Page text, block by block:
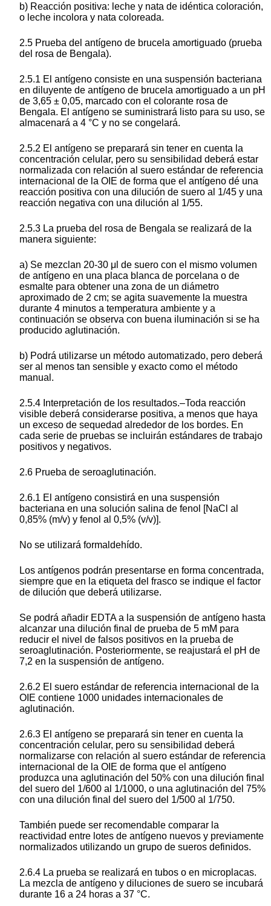
b) Reacción positiva: leche y nata de idéntica coloración,
o leche incolora y nata coloreada.
2.5 Prueba del antígeno de brucela amortiguado (prueba
del rosa de Bengala).
2.5.1 El antígeno consiste en una suspensión bacteriana
en diluyente de antígeno de brucela amortiguado a un pH
de 3,65 ± 0,05, marcado con el colorante rosa de
Bengala. El antígeno se suministrará listo para su uso, se
almacenará a 4 °C y no se congelará.
2.5.2 El antígeno se preparará sin tener en cuenta la
concentración celular, pero su sensibilidad deberá estar
normalizada con relación al suero estándar de referencia
internacional de la OIE de forma que el antígeno dé una
reacción positiva con una dilución de suero al 1/45 y una
reacción negativa con una dilución al 1/55.
2.5.3 La prueba del rosa de Bengala se realizará de la
manera siguiente:
a) Se mezclan 20-30 μl de suero con el mismo volumen
de antígeno en una placa blanca de porcelana o de
esmalte para obtener una zona de un diámetro
aproximado de 2 cm; se agita suavemente la muestra
durante 4 minutos a temperatura ambiente y a
continuación se observa con buena iluminación si se ha
producido aglutinación.
b) Podrá utilizarse un método automatizado, pero deberá
ser al menos tan sensible y exacto como el método
manual.
2.5.4 Interpretación de los resultados.–Toda reacción
visible deberá considerarse positiva, a menos que haya
un exceso de sequedad alrededor de los bordes. En
cada serie de pruebas se incluirán estándares de trabajo
positivos y negativos.
2.6 Prueba de seroaglutinación.
2.6.1 El antígeno consistirá en una suspensión
bacteriana en una solución salina de fenol [NaCl al
0,85% (m/v) y fenol al 0,5% (v/v)].
No se utilizará formaldehído.
Los antígenos podrán presentarse en forma concentrada,
siempre que en la etiqueta del frasco se indique el factor
de dilución que deberá utilizarse.
Se podrá añadir EDTA a la suspensión de antígeno hasta
alcanzar una dilución final de prueba de 5 mM para
reducir el nivel de falsos positivos en la prueba de
seroaglutinación. Posteriormente, se reajustará el pH de
7,2 en la suspensión de antígeno.
2.6.2 El suero estándar de referencia internacional de la
OIE contiene 1000 unidades internacionales de
aglutinación.
2.6.3 El antígeno se preparará sin tener en cuenta la
concentración celular, pero su sensibilidad deberá
normalizarse con relación al suero estándar de referencia
internacional de la OIE de forma que el antígeno
produzca una aglutinación del 50% con una dilución final
del suero del 1/600 al 1/1000, o una aglutinación del 75%
con una dilución final del suero del 1/500 al 1/750.
También puede ser recomendable comparar la
reactividad entre lotes de antígeno nuevos y previamente
normalizados utilizando un grupo de sueros definidos.
2.6.4 La prueba se realizará en tubos o en microplacas.
La mezcla de antígeno y diluciones de suero se incubará
durante 16 a 24 horas a 37 °C.